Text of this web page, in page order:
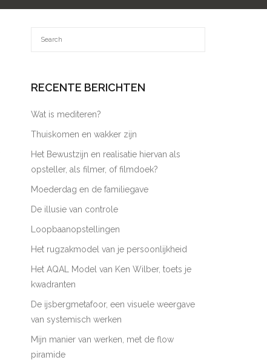
RECENTE BERICHTEN
Wat is mediteren?
Thuiskomen en wakker zijn
Het Bewustzijn en realisatie hiervan als
opsteller, als filmer, of filmdoek?
Moederdag en de familiegave
De illusie van controle
Loopbaanopstellingen
Het rugzakmodel van je persoonlijkheid
Het AQAL Model van Ken Wilber, toets je
kwadranten
De ijsbergmetafoor, een visuele weergave
van systemisch werken
Mijn manier van werken, met de flow
piramide